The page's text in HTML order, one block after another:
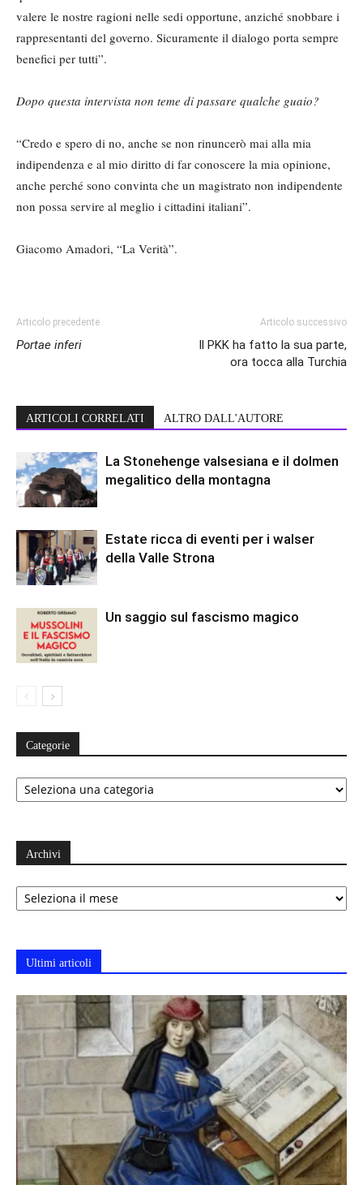
valere le nostre ragioni nelle sedi opportune, anziché snobbare i
rappresentanti del governo. Sicuramente il dialogo porta sempre
benefici per tutti”.
Dopo questa intervista non teme di passare qualche guaio?
“Credo e spero di no, anche se non rinuncerò mai alla mia
indipendenza e al mio diritto di far conoscere la mia opinione,
anche perché sono convinta che un magistrato non indipendente
non possa servire al meglio i cittadini italiani”.
Giacomo Amadori, “La Verità”.
Articolo precedente
Portae inferi
Articolo successivo
Il PKK ha fatto la sua parte,
ora tocca alla Turchia
ARTICOLI CORRELATI ALTRO DALL'AUTORE
La Stonehenge valsesiana e il dolmen
megalitico della montagna
Estate ricca di eventi per i walser
della Valle Strona
Un saggio sul fascismo magico
Categorie
Categorie
Archivi
Archivi
Ultimi articoli